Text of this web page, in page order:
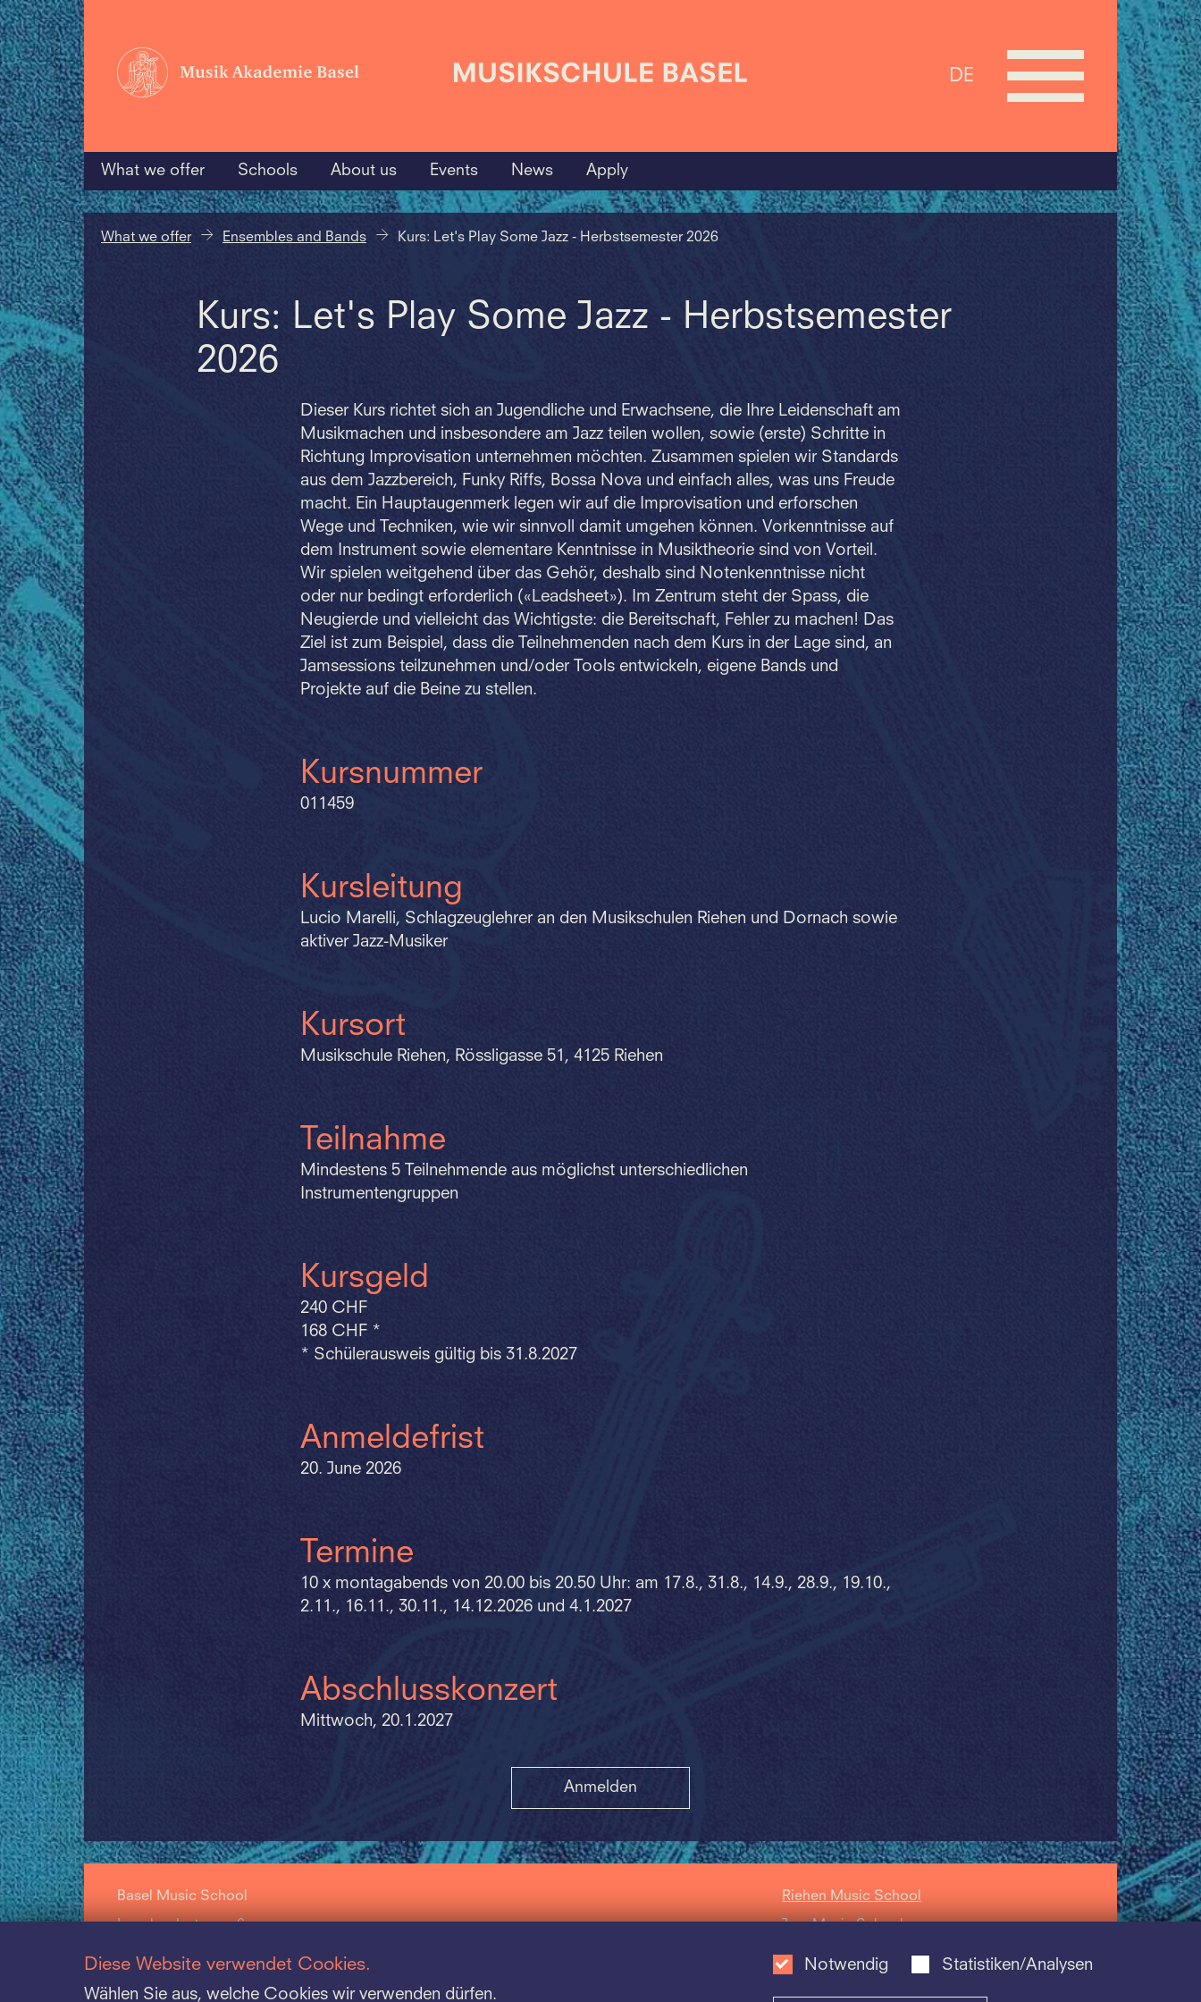
DE
What we offer Schools About us Events News Apply
What we offer Ensembles and Bands Kurs: Let's Play Some Jazz - Herbstsemester 2026
Kurs: Let's Play Some Jazz - Herbstsemester
2026
Dieser Kurs richtet sich an Jugendliche und Erwachsene, die Ihre Leidenschaft am
Musikmachen und insbesondere am Jazz teilen wollen, sowie (erste) Schritte in
Richtung Improvisation unternehmen möchten. Zusammen spielen wir Standards
aus dem Jazzbereich, Funky Riffs, Bossa Nova und einfach alles, was uns Freude
macht. Ein Hauptaugenmerk legen wir auf die Improvisation und erforschen
Wege und Techniken, wie wir sinnvoll damit umgehen können. Vorkenntnisse auf
dem Instrument sowie elementare Kenntnisse in Musiktheorie sind von Vorteil.
Wir spielen weitgehend über das Gehör, deshalb sind Notenkenntnisse nicht
oder nur bedingt erforderlich («Leadsheet»). Im Zentrum steht der Spass, die
Neugierde und vielleicht das Wichtigste: die Bereitschaft, Fehler zu machen! Das
Ziel ist zum Beispiel, dass die Teilnehmenden nach dem Kurs in der Lage sind, an
Jamsessions teilzunehmen und/oder Tools entwickeln, eigene Bands und
Projekte auf die Beine zu stellen.
Kursnummer
011459
Kursleitung
Lucio Marelli, Schlagzeuglehrer an den Musikschulen Riehen und Dornach sowie
aktiver Jazz-Musiker
Kursort
Musikschule Riehen, Rössligasse 51, 4125 Riehen
Teilnahme
Mindestens 5 Teilnehmende aus möglichst unterschiedlichen
Instrumentengruppen
Kursgeld
240 CHF
168 CHF *
* Schülerausweis gültig bis 31.8.2027
Anmeldefrist
20. June 2026
Termine
10 x montagabends von 20.00 bis 20.50 Uhr: am 17.8., 31.8., 14.9., 28.9., 19.10.,
2.11., 16.11., 30.11., 14.12.2026 und 4.1.2027
Abschlusskonzert
Mittwoch, 20.1.2027
Anmelden
Basel Music School
Leonhardsstrasse 6
CH-4009 Basel
Riehen Music School
Jazz Music School
Schola Cantorum
Basiliensis Music
School
Diese Website verwendet Cookies.
Wählen Sie aus, welche Cookies wir verwenden dürfen.
Notwendig Statistiken/Analysen